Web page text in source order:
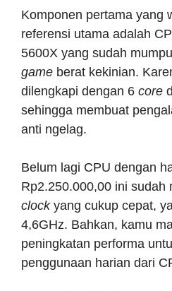
Komponen pertama yang
referensi utama adalah
5600X yang sudah
game berat kekinian.
dilengkapi dengan 6 core
sehingga membuat
anti ngelag.
Belum lagi CPU dengan
Rp2.250.000,00 ini sudah
clock yang cukup cepat,
4,6GHz. Bahkan, kamu
peningkatan performa
penggunaan harian dari